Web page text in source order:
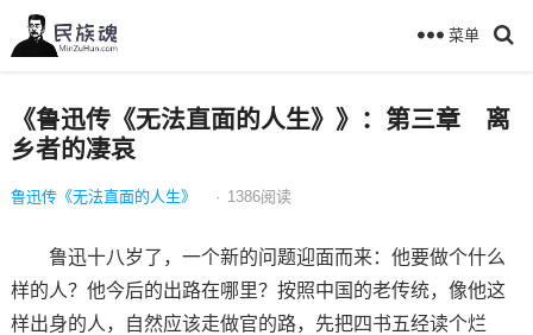
菜单
《鲁迅传《无法直面的人生》》：第三章 离
乡者的凄哀
鲁迅传《无法直面的人生》 · 1386阅读
鲁迅十八岁了，一个新的问题迎面而来：他要做个什么
样的人？他今后的出路在哪里？按照中国的老传统，像他这
样出身的人，自然应该走做官的路，先把四书五经读个烂